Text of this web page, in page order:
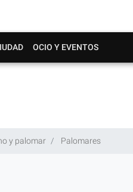
OCIO Y EVENTOS
y palomar Palomares